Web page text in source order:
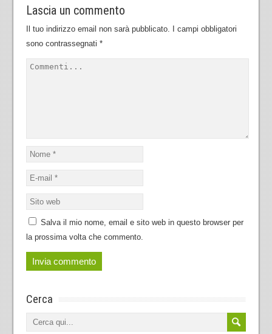
Lascia un commento
Il tuo indirizzo email non sarà pubblicato. I campi obbligatori
sono contrassegnati *
Salva il mio nome, email e sito web in questo browser per
la prossima volta che commento.
Cerca